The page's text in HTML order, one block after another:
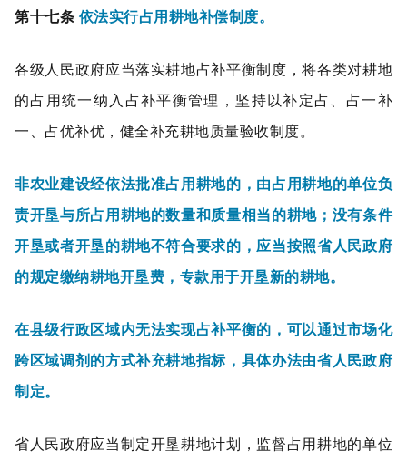
第十七条 依法实行占用耕地补偿制度。
各级人民政府应当落实耕地占补平衡制度，将各类对耕地
的占用统一纳入占补平衡管理，坚持以补定占、占一补
一、占优补优，健全补充耕地质量验收制度。
非农业建设经依法批准占用耕地的，由占用耕地的单位负
责开垦与所占用耕地的数量和质量相当的耕地；没有条件
开垦或者开垦的耕地不符合要求的，应当按照省人民政府
的规定缴纳耕地开垦费，专款用于开垦新的耕地。
在县级行政区域内无法实现占补平衡的，可以通过市场化
跨区域调剂的方式补充耕地指标，具体办法由省人民政府
制定。
省人民政府应当制定开垦耕地计划，监督占用耕地的单位